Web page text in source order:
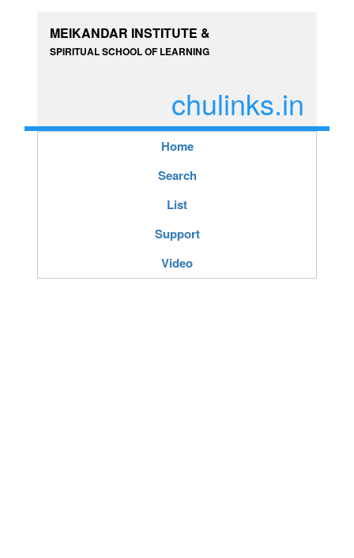
MEIKANDAR INSTITUTE &
SPIRITUAL SCHOOL OF LEARNING
chulinks.in
Home
Search
List
Support
Video